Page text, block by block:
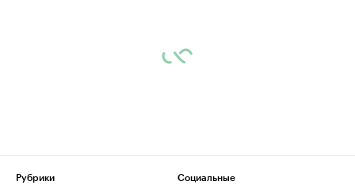
Рубрики
Социальные